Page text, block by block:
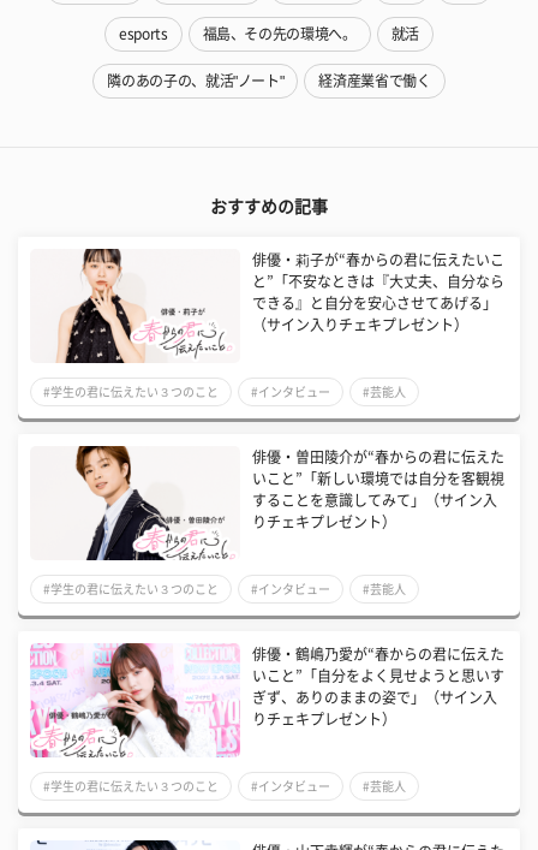
esports 福島、その先の環境へ。 就活
隣のあの子の、就活"ノート" 経済産業省で働く
おすすめの記事
俳優・莉子が“春からの君に伝えたいこ
と”「不安なときは『大丈夫、自分なら
できる』と自分を安心させてあげる」
（サイン入りチェキプレゼント）
#学生の君に伝えたい３つのこと #インタビュー #芸能人
俳優・曽田陵介が“春からの君に伝えた
いこと”「新しい環境では自分を客観視
することを意識してみて」（サイン入
りチェキプレゼント）
#学生の君に伝えたい３つのこと #インタビュー #芸能人
俳優・鶴嶋乃愛が“春からの君に伝えた
いこと”「自分をよく見せようと思いす
ぎず、ありのままの姿で」（サイン入
りチェキプレゼント）
#学生の君に伝えたい３つのこと #インタビュー #芸能人